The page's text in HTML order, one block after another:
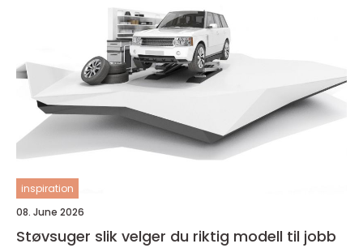
inspiration
08. June 2026
Støvsuger slik velger du riktig modell til jobb